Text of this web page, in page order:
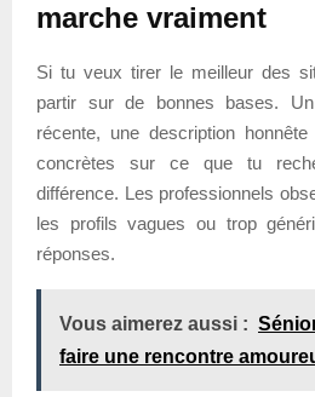
marche vraiment
Si tu veux tirer le meilleur des
partir sur de bonnes bases.
récente, une description
concrètes sur ce que tu
différence. Les professionnels
les profils vagues ou trop
réponses.
Vous aimerez aussi :
faire une rencontre